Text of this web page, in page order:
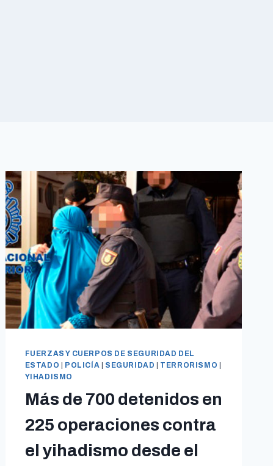
FUERZAS Y CUERPOS DE SEGURIDAD DEL
ESTADO
POLICÍA SEGURIDAD TERRORISMO
YIHADISMO
Más de 700 detenidos en
225 operaciones contra
el yihadismo desde el